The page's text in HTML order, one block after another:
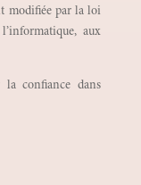
modifiée par la loi
aux
confiance dans